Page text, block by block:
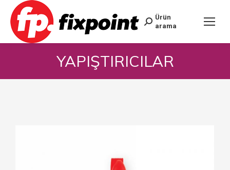
Ürün
arama
YAPIŞTIRICILAR